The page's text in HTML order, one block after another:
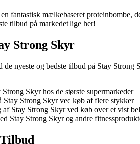
en fantastisk mælkebaseret proteinbombe,
tilbud på markedet lige her!
Strong Skyr
de nyeste og bedste tilbud på Stay
Skyr hos de største supermarkeder
Stay Strong Skyr ved køb af flere stykker
af Stay Strong Skyr ved køb over et vist
Stay Strong Skyr og andre